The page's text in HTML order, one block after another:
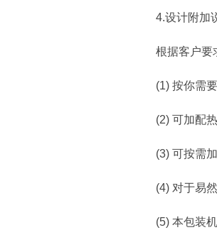
4.设计附加
根据客户要求
(1) 按你需要
(2) 可加配热
(3) 可按需加
(4) 对于易然
(5) 本包装机